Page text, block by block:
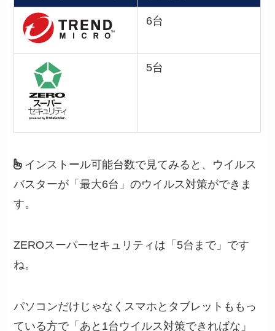
6台
5台
インストール可能台数で見てみると、ウイルス
バスターが「最大6台」のウイルス対策ができま
す。
ZEROスーパーセキュリティは「5台まで」です
ね。
パソコンだけじゃなくスマホとタブレットももっ
ている方で「あと1台ウイルス対策できればな」